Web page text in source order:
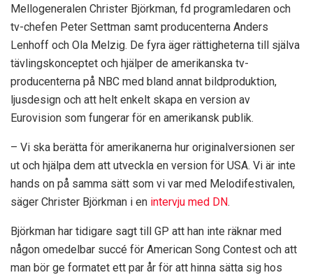
Mellogeneralen Christer Björkman, fd programledaren och
tv-chefen Peter Settman samt producenterna Anders
Lenhoff och Ola Melzig. De fyra äger rättigheterna till själva
tävlingskonceptet och hjälper de amerikanska tv-
producenterna på NBC med bland annat bildproduktion,
ljusdesign och att helt enkelt skapa en version av
Eurovision som fungerar för en amerikansk publik.
– Vi ska berätta för amerikanerna hur originalversionen ser
ut och hjälpa dem att utveckla en version för USA. Vi är inte
hands on på samma sätt som vi var med Melodifestivalen,
säger Christer Björkman i en intervju med DN.
Björkman har tidigare sagt till GP att han inte räknar med
någon omedelbar succé för American Song Contest och att
man bör ge formatet ett par år för att hinna sätta sig hos